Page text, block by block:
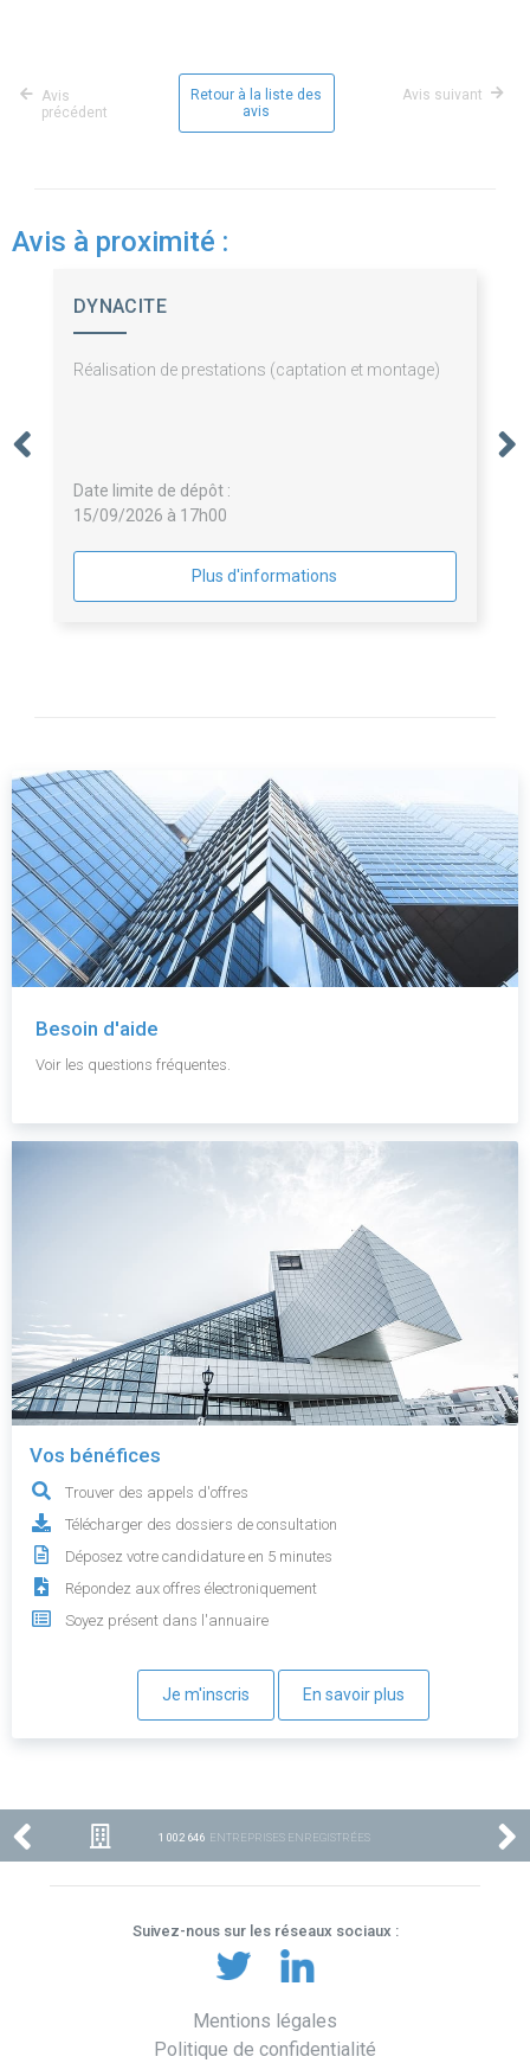
Avis
précédent
Retour à la liste des
avis
Avis suivant
Avis à proximité :
DYNACITE
Réalisation de prestations (captation et montage)
Date limite de dépôt :
15/09/2026 à 17h00
Plus d'informations
Besoin d'aide
Voir les questions fréquentes.
Vos bénéfices
Trouver des appels d'offres
Télécharger des dossiers de consultation
Déposez votre candidature en 5 minutes
Répondez aux offres électroniquement
Soyez présent dans l'annuaire
Je m'inscris En savoir plus
1 002 646 ENTREPRISES ENREGISTRÉES
Suivez-nous sur les réseaux sociaux :
Mentions légales
Politique de confidentialité